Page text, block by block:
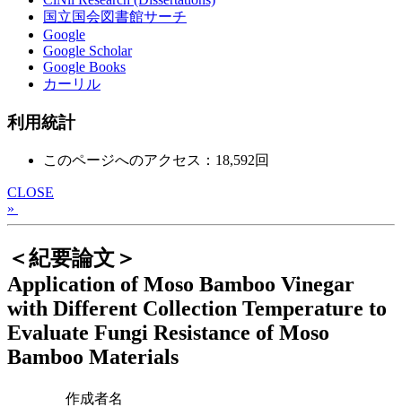
国立国会図書館サーチ
Google
Google Scholar
Google Books
カーリル
利用統計
このページへのアクセス：18,592回
CLOSE
»
＜紀要論文＞
Application of Moso Bamboo Vinegar
with Different Collection Temperature to
Evaluate Fungi Resistance of Moso
Bamboo Materials
作成者名